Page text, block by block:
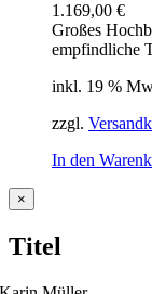
1.169,00 €
Großes
empfindliche
inkl. 19 %
zzgl.
In den
Close
product
view
×
Titel